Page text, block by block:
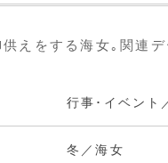
供えをする海女｡関連
行事･イベント
冬／海女